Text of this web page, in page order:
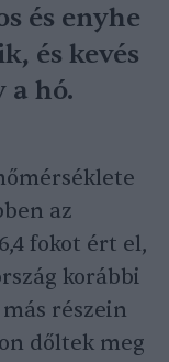
és enyhe
és kevés
a hó.
az
fokot ért el,
korábbi
részein
dőltek meg